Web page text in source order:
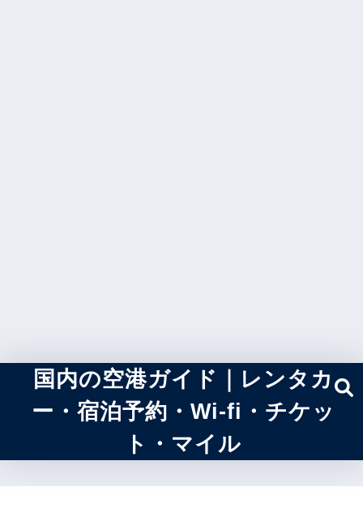
国内の空港ガイド｜レンタカ
ー・宿泊予約・Wi-fi・チケッ
ト・マイル